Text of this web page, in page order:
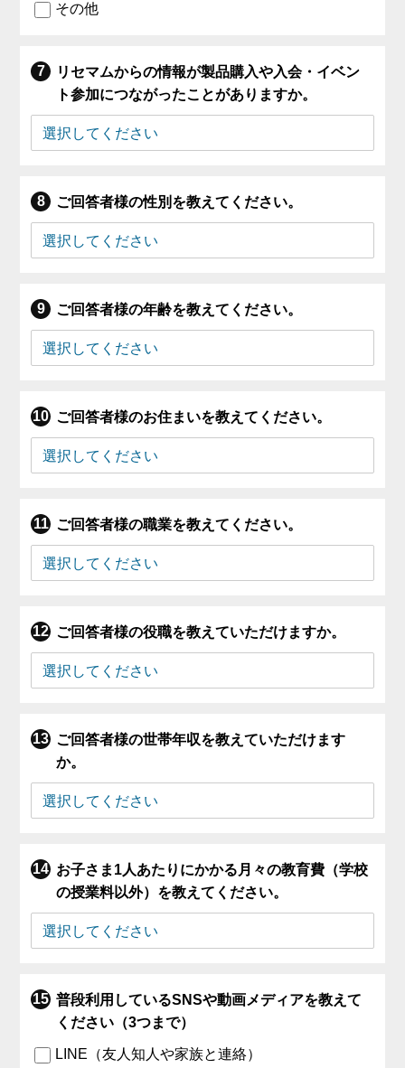
その他
リセマムからの情報が製品購入や入会・イベン
ト参加につながったことがありますか。
ご回答者様の性別を教えてください。
ご回答者様の年齢を教えてください。
ご回答者様のお住まいを教えてください。
ご回答者様の職業を教えてください。
ご回答者様の役職を教えていただけますか。
ご回答者様の世帯年収を教えていただけます
か。
お子さま1人あたりにかかる月々の教育費（学校
の授業料以外）を教えてください。
普段利用しているSNSや動画メディアを教えて
ください（3つまで）
LINE（友人知人や家族と連絡）